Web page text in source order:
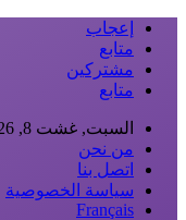
إعجاب
متابع
مشتركين
متابع
السبت, غشت 8, 2026
من نحن
اتصل بنا
سياسة الخصوصية
Français